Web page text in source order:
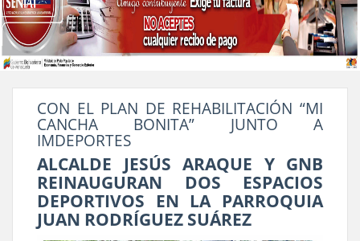
CON EL PLAN DE REHABILITACIÓN “MI
CANCHA BONITA” JUNTO A
IMDEPORTES
ALCALDE JESÚS ARAQUE Y GNB
REINAUGURAN DOS ESPACIOS
DEPORTIVOS EN LA PARROQUIA
JUAN RODRÍGUEZ SUÁREZ